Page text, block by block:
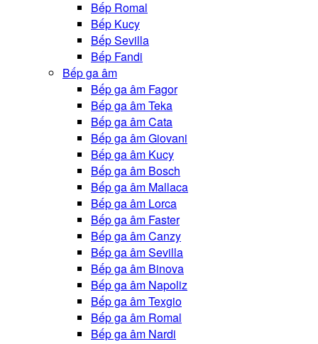
Bếp Romal
Bếp Kucy
Bếp Sevilla
Bếp Fandi
Bếp ga âm
Bếp ga âm Fagor
Bếp ga âm Teka
Bếp ga âm Cata
Bếp ga âm Giovani
Bếp ga âm Kucy
Bếp ga âm Bosch
Bếp ga âm Mallaca
Bếp ga âm Lorca
Bếp ga âm Faster
Bếp ga âm Canzy
Bếp ga âm Sevilla
Bếp ga âm Binova
Bếp ga âm Napoliz
Bếp ga âm Texgio
Bếp ga âm Romal
Bếp ga âm Nardi